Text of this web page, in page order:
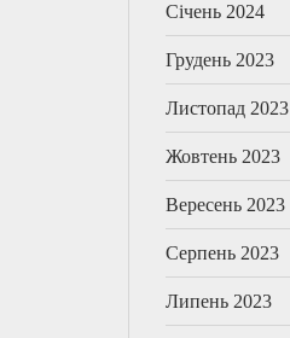
Січень 2024
Грудень 2023
Листопад 2023
Жовтень 2023
Вересень 2023
Серпень 2023
Липень 2023